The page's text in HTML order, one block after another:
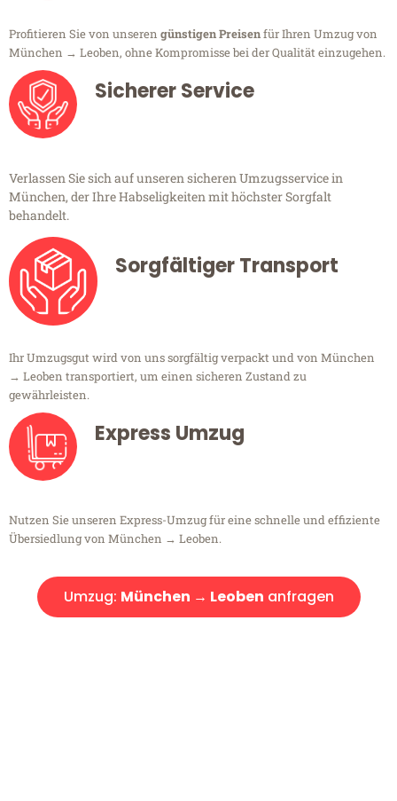
Profitieren Sie von unseren günstigen Preisenfür Ihren Umzug von
München → Leoben, ohne Kompromisse bei der Qualität einzugehen.
Sicherer Service
Verlassen Sie sich auf unseren sicheren Umzugsservice in
München, der Ihre Habseligkeiten mit höchster Sorgfalt
behandelt.
Sorgfältiger Transport
Ihr Umzugsgut wird von uns sorgfältig verpackt und von München
→ Leoben transportiert, um einen sicheren Zustand zu
gewährleisten.
Express Umzug
Nutzen Sie unseren Express-Umzug für eine schnelle und effiziente
Übersiedlung von München → Leoben.
Umzug: München → Leoben anfragen